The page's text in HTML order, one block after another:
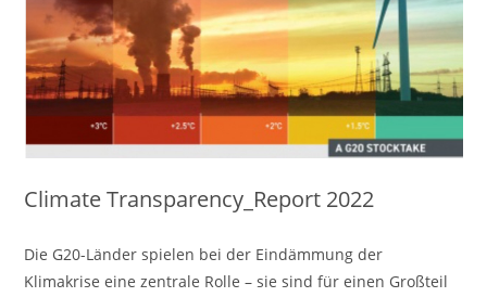
Climate Transparency_Report 2022
Die G20-Länder spielen bei der Eindämmung der
Klimakrise eine zentrale Rolle – sie sind für einen Großteil